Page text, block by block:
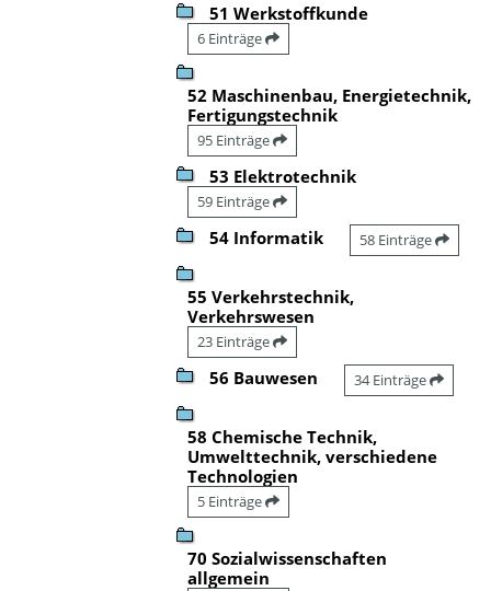
51 Werkstoffkunde
6 Einträge
52 Maschinenbau, Energietechnik,
Fertigungstechnik
95 Einträge
53 Elektrotechnik
59 Einträge
54 Informatik 58 Einträge
55 Verkehrstechnik,
Verkehrswesen
23 Einträge
56 Bauwesen 34 Einträge
58 Chemische Technik,
Umwelttechnik, verschiedene
Technologien
5 Einträge
70 Sozialwissenschaften
allgemein